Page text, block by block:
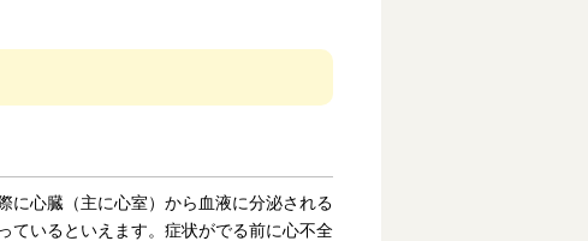
に心臓（主に心室）から血液に分泌される
ているといえます。症状がでる前に心不全